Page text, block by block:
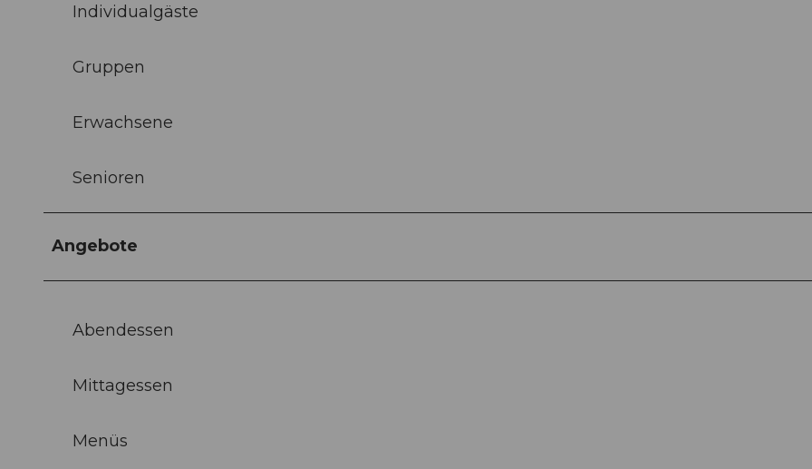
Individualgäste
Gruppen
Erwachsene
Senioren
Angebote
Abendessen
Mittagessen
Menüs